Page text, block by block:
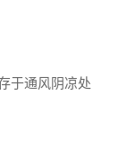
于通风阴凉处